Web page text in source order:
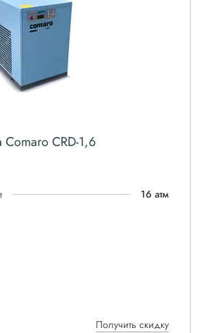
CRD-1,6
16 атм
Получить скидку